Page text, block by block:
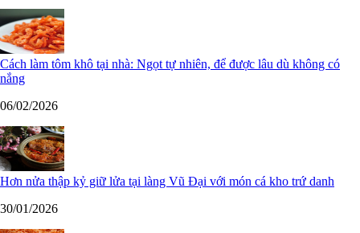
Cách làm tôm khô tại nhà: Ngọt tự nhiên, để được lâu dù không có
nắng
06/02/2026
Hơn nửa thập kỷ giữ lửa tại làng Vũ Đại với món cá kho trứ danh
30/01/2026